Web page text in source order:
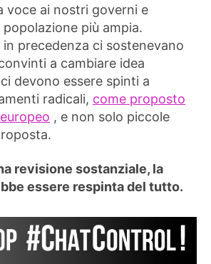
voce ai nostri governi e
più ampia.
precedenza ci sostenevano
a cambiare idea
devono essere spinti a
radicali, come proposto
, e non solo piccole
revisione sostanziale, la
essere respinta del tutto.